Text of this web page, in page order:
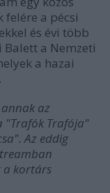
felére a pécsi
és évi több
Balett a Nemzeti
a hazai
az
"Trafók Trafója"
Az eddig
a kortárs